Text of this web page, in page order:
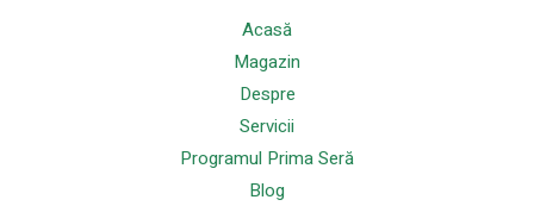
Acasă
Magazin
Despre
Servicii
Programul Prima Seră
Blog